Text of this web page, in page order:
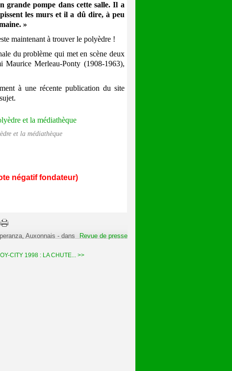
grande pompe dans cette salle. Il a
les murs et il a dû dire, à peu
»
maintenant à trouver le polyèdre !
du problème qui met en scène deux
Maurice Merleau-Ponty (1908-1963),
à une récente publication du site
et la médiathèque
négatif fondateur)
Auxonnais -dans Revue de presse
CITY 1998 : LA CHUTE... >>